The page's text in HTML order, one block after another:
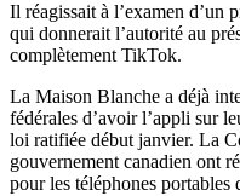
Il réagissait à l’examen d’un
qui donnerait l’autorité au
complètement TikTok.
La Maison Blanche a déjà
fédérales d’avoir l’appli sur
loi ratifiée début janvier. La
gouvernement canadien ont
pour les téléphones portables